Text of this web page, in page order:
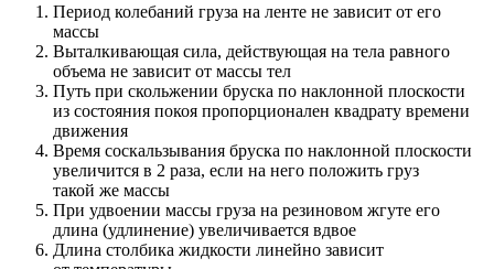
Период колебаний груза на ленте не зависит от его
массы
Выталкивающая сила, действующая на тела равного
объема не зависит от массы тел
Путь при скольжении бруска по наклонной плоскости
из состояния покоя пропорционален квадрату времени
движения
Время соскальзывания бруска по наклонной плоскости
увеличится в 2 раза, если на него положить груз
такой же массы
При удвоении массы груза на резиновом жгуте его
длина (удлинение) увеличивается вдвое
Длина столбика жидкости линейно зависит